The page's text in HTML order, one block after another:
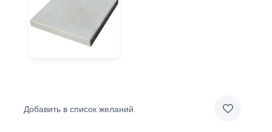
Добавить в список желаний